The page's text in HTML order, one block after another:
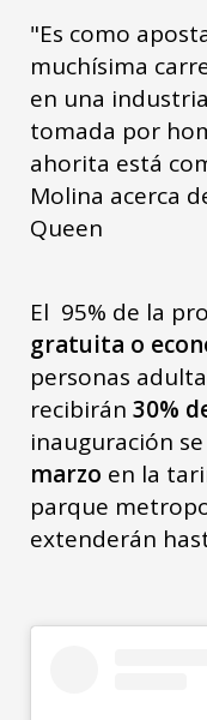
"Es como
muchísima
en una
tomada por
ahorita está
Molina acerca
Queen
El 95% de la
gratuita o
personas
recibirán 30%
inauguración
marzo en la
parque
extenderán